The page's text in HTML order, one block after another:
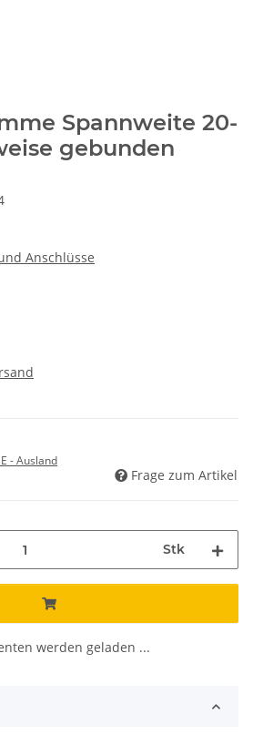
Spannweite 20-
gebunden
Anschlüsse
- Ausland
Frage zum Artikel
Stk
werden geladen ...